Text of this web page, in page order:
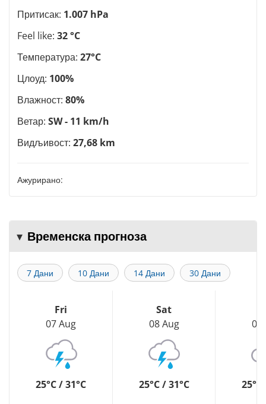
Притисак: 1.007 hPa
Feel like: 32 °C
Температура: 27°C
Цлоуд: 100%
Влажност: 80%
Ветар: SW - 11 km/h
Видљивост: 27,68 km
Ажурирано:
Временска прогноза
7 Дани 10 Дани 14 Дани 30 Дани
Fri
07 Aug
25°C / 31°C
Sat
08 Aug
25°C / 31°C
09
25°C